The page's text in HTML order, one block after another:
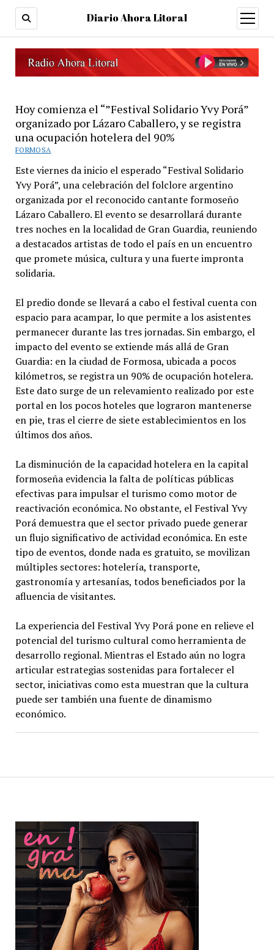
Diario Ahora Litoral
open
menu
Hoy comienza el “”Festival Solidario Yvy Porá”
organizado por Lázaro Caballero, y se registra
una ocupación hotelera del 90%
FORMOSA
Este viernes da inicio el esperado “Festival Solidario
Yvy Porá”, una celebración del folclore argentino
organizada por el reconocido cantante formoseño
Lázaro Caballero. El evento se desarrollará durante
tres noches en la localidad de Gran Guardia, reuniendo
a destacados artistas de todo el país en un encuentro
que promete música, cultura y una fuerte impronta
solidaria.
El predio donde se llevará a cabo el festival cuenta con
espacio para acampar, lo que permite a los asistentes
permanecer durante las tres jornadas. Sin embargo, el
impacto del evento se extiende más allá de Gran
Guardia: en la ciudad de Formosa, ubicada a pocos
kilómetros, se registra un 90% de ocupación hotelera.
Este dato surge de un relevamiento realizado por este
portal en los pocos hoteles que lograron mantenerse
en pie, tras el cierre de siete establecimientos en los
últimos dos años.
La disminución de la capacidad hotelera en la capital
formoseña evidencia la falta de políticas públicas
efectivas para impulsar el turismo como motor de
reactivación económica. No obstante, el Festival Yvy
Porá demuestra que el sector privado puede generar
un flujo significativo de actividad económica. En este
tipo de eventos, donde nada es gratuito, se movilizan
múltiples sectores: hotelería, transporte,
gastronomía y artesanías, todos beneficiados por la
afluencia de visitantes.
La experiencia del Festival Yvy Porá pone en relieve el
potencial del turismo cultural como herramienta de
desarrollo regional. Mientras el Estado aún no logra
articular estrategias sostenidas para fortalecer el
sector, iniciativas como esta muestran que la cultura
puede ser también una fuente de dinamismo
económico.